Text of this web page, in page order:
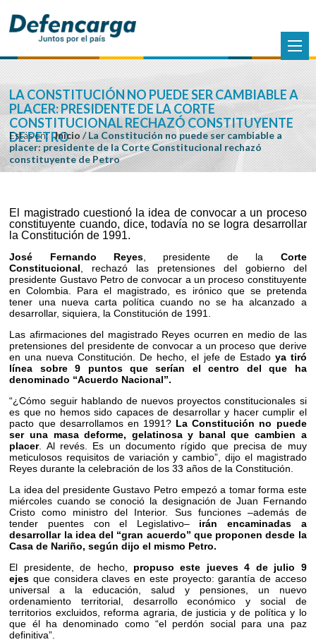
LA CONSTITUCIÓN NO PUEDE SER CAMBIABLE A
PLACER: PRESIDENTE DE LA CORTE
CONSTITUCIONAL RECHAZÓ CONSTITUYENTE
DE PETRO
Estás en: Inicio/La Constitución no puede ser cambiable a
placer: presidente de la Corte Constitucional rechazó
constituyente de Petro
El magistrado cuestionó la idea de convocar a un proceso
constituyente cuando, dice, todavía no se logra desarrollar
la Constitución de 1991.
José Fernando Reyes, presidente de la Corte
Constitucional , rechazó las pretensiones del gobierno del
presidente Gustavo Petro de convocar a un proceso constituyente
en Colombia. Para el magistrado, es irónico que se pretenda
tener una nueva carta política cuando no se ha alcanzado a
desarrollar, siquiera, la Constitución de 1991.
Las afirmaciones del magistrado Reyes ocurren en medio de las
pretensiones del presidente de convocar a un proceso que derive
en una nueva Constitución. De hecho, el jefe de Estado ya tiró
línea sobre 9 puntos que serían el centro del que ha
denominado “Acuerdo Nacional”.
“¿Cómo seguir hablando de nuevos proyectos constitucionales si
es que no hemos sido capaces de desarrollar y hacer cumplir el
pacto que desarrollamos en 1991? La Constitución no puede
ser una masa deforme, gelatinosa y banal que cambien a
placer. Al revés. Es un documento rígido que precisa de muy
meticulosos requisitos de variación y cambio”, dijo el magistrado
Reyes durante la celebración de los 33 años de la Constitución.
La idea del presidente Gustavo Petro empezó a tomar forma este
miércoles cuando se conoció la designación de Juan Fernando
Cristo como ministro del Interior. Sus funciones –además de
tender puentes con el Legislativo– irán encaminadas a
desarrollar la idea del “gran acuerdo” que proponen desde la
Casa de Nariño, según dijo el mismo Petro.
El presidente, de hecho,
propuso este jueves 4 de julio 9
ejes que considera claves en este proyecto: garantía de acceso
universal a la educación, salud y pensiones, un nuevo
ordenamiento territorial, desarrollo económico y social de
territorios excluidos, reforma agraria, de justicia y de política y lo
que él ha denominado como “el perdón social para una paz
definitiva”.